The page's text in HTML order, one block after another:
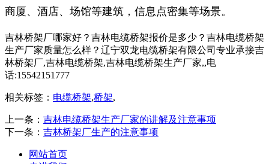
商厦、酒店、场馆等建筑，信息点密集等场景。
吉林桥架厂哪家好？吉林电缆桥架报价是多少？吉林电缆桥架
生产厂家质量怎么样？辽宁双龙电缆桥架有限公司专业承接吉
林桥架厂,吉林电缆桥架,吉林电缆桥架生产厂家,,电
话:15542151777
相关标签： 电缆桥架,桥架,
上一条： 吉林电缆桥架生产厂家的讲解及注意事项
下一条： 吉林桥架厂生产的注意事项
网站首页